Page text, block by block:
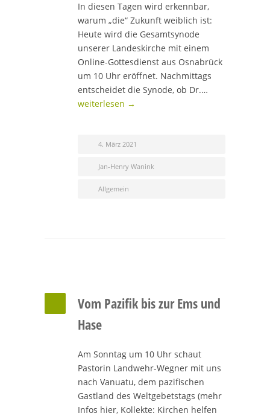
In diesen Tagen wird erkennbar,
warum „die“ Zukunft weiblich ist:
Heute wird die Gesamtsynode
unserer Landeskirche mit einem
Online-Gottesdienst aus Osnabrück
um 10 Uhr eröffnet. Nachmittags
entscheidet die Synode, ob Dr.…
weiterlesen →
4. März 2021
Jan-Henry Wanink
Allgemein
Vom Pazifik bis zur Ems und
Hase
Am Sonntag um 10 Uhr schaut
Pastorin Landwehr-Wegner mit uns
nach Vanuatu, dem pazifischen
Gastland des Weltgebetstags (mehr
Infos hier, Kollekte: Kirchen helfen